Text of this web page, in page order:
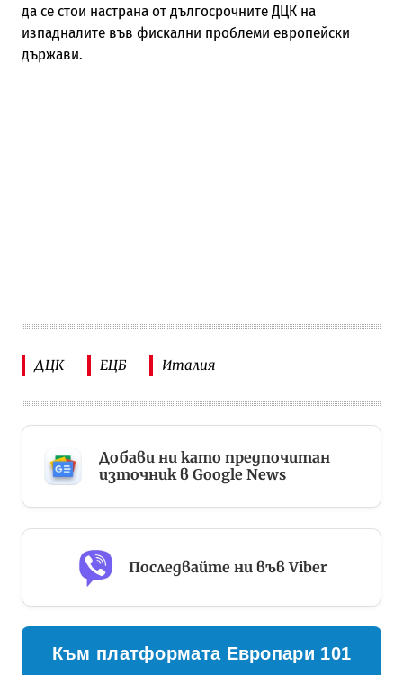
да се стои настрана от дългосрочните ДЦК на
изпадналите във фискални проблеми европейски
държави.
ДЦК ЕЦБ Италия
Добави ни като предпочитан
източник в Google News
Последвайте ни във Viber
Към платформата Европари 101